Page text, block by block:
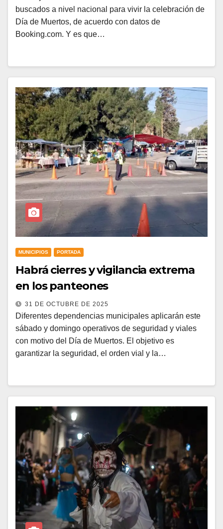
buscados a nivel nacional para vivir la celebración de
Día de Muertos, de acuerdo con datos de
Booking.com. Y es que…
MUNICIPIOS PORTADA
Habrá cierres y vigilancia extrema
en los panteones
31 DE OCTUBRE DE 2025
Diferentes dependencias municipales aplicarán este
sábado y domingo operativos de seguridad y viales
con motivo del Día de Muertos. El objetivo es
garantizar la seguridad, el orden vial y la…